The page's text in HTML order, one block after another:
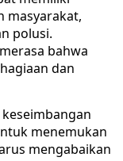
masyarakat,
polusi.
bahwa
dan
menemukan
mengabaikan